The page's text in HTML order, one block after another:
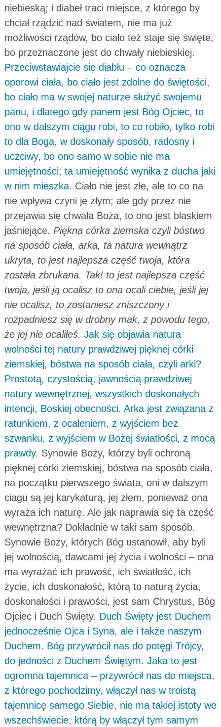
niebieską; i diabeł traci miejsce, z którego by
chciał rządzić nad światem, nie ma już
możliwości rządów, bo ciało też staje się święte,
bo przeznaczone jest do chwały niebieskiej.
Przeciwstawiajcie się diabłu – co oznacza
oporowi ciała, bo ciało jest zdolne do świętości,
bo ciało ma w swojej naturze służyć swojemu
panu, i dlatego gdy panem jest Bóg Ojciec, to
ono w dalszym ciągu robi, to co robiło, tylko robi
to dla Boga, w doskonały sposób, radosny i
uczciwy, bo ono samo w sobie nie ma
umiejętności; ta umiejętność wynika z ducha jaki
w nim mieszka. Ciało nie jest złe, ale to co na
nie wpływa czyni je złym; ale gdy przez nie
przejawia się chwała Boża, to ono jest blaskiem
jaśniejące. Piękna córka ziemska czyli bóstwo
na sposób ciała, arka, ta natura wewnątrz
ukryta, to jest najlepsza część twoja, która
została zbrukana. Tak! to jest najlepsza część
twoja, jeśli ją ocalisz to ona ocali ciebie, jeśli jej
nie ocalisz, to zostaniesz zniszczony i
rozpadniesz się w drobny mak, z powodu tego,
że jej nie ocaliłeś. Jak się objawia natura
wolności tej natury prawdziwej pięknej córki
ziemskiej, bóstwa na sposób ciała, czyli arki?
Prostotą, czystością, jawnością prawdziwej
natury wewnętrznej, wszystkich doskonałych
intencji, Boskiej obecności. Arka jest związana z
ratunkiem, z ocaleniem, z wyjściem bez
szwanku, z wyjściem w Bożej światłości, z mocą
prawdy. Synowie Boży, którzy byli ochroną
pięknej córki ziemskiej, bóstwa na sposób ciała,
na początku pierwszego świata, oni w dalszym
ciagu są jej karykaturą, jej złem, ponieważ ona
wyraża ich naturę. Ale jak naprawia się ta część
wewnętrzna? Dokładnie w taki sam sposób.
Synowie Boży, których Bóg ustanowił, aby byli
jej wolnością, dawcami jej życia i wolności – ona
ma wyrażać ich prawość, ich światłość, ich
życie, ich doskonałość, którą to naturą życia,
doskonałości i prawości, jest sam Chrystus, Bóg
Ojciec i Duch Święty. Duch Święty jest Duchem
jednocześnie Ojca i Syna, ale i także naszym
Duchem. Bóg przywrócił nas do potęgi Trójcy,
do jedności z Duchem Świętym. Jaka to jest
ogromna tajemnica – przywrócił nas do miejsca,
z którego pochodzimy, włączył nas w troistą
tajemnicę samego Siebie, nie ma takiej istoty we
wszechświecie, którą by włączył tym samym